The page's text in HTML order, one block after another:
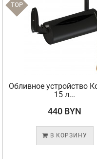
TOP
Обливное устройство
15 л...
440 BYN
В КОРЗИНУ